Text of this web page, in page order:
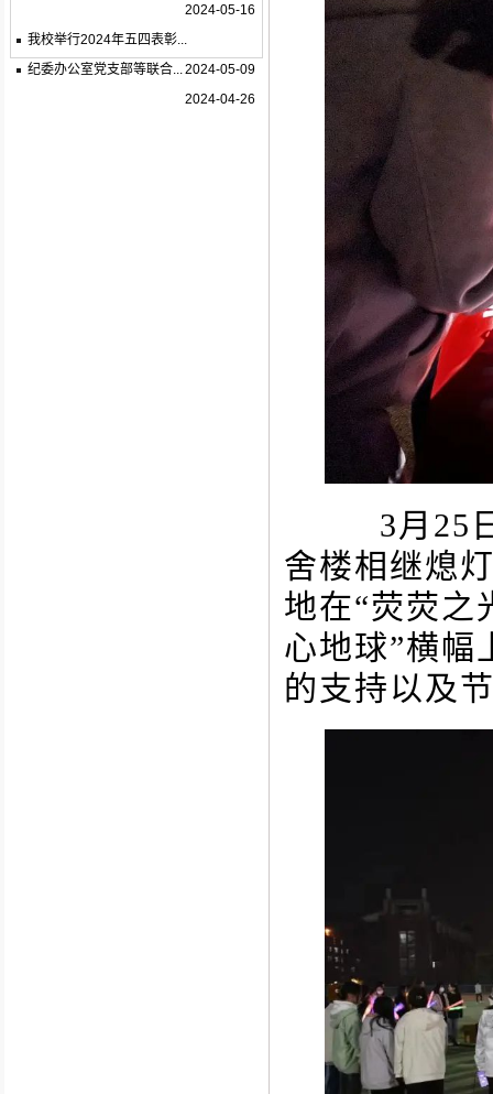
2024-05-16
我校举行2024年五四表彰...
2024-05-09
纪委办公室党支部等联合...
2024-04-26
3月25日
舍楼相继熄
地在“荧荧之
心地球”横幅
的支持以及